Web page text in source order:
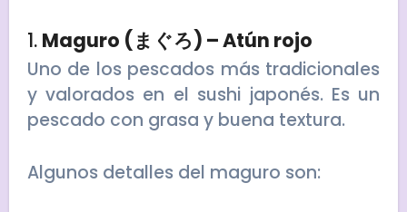
1. Maguro (まぐろ) – Atún rojo
Uno de los pescados más tradicionales
y valorados en el sushi japonés. Es un
pescado con grasa y buena textura.
Algunos detalles del maguro son: